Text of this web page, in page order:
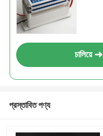
চালিয়ে
প্রস্তাবিত পণ্য